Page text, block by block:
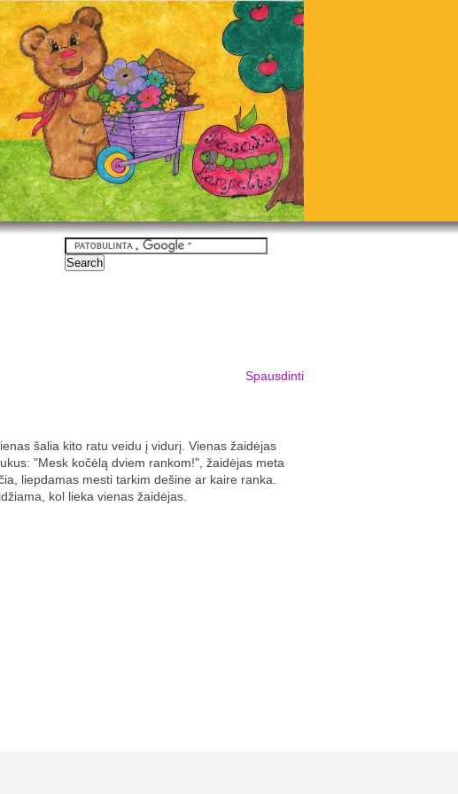
Spausdinti
šalia kito ratu veidu į vidurį. Vienas žaidėjas
"Mesk kočėlą dviem rankom!", žaidėjas meta
liepdamas mesti tarkim dešine ar kaire ranka.
kol lieka vienas žaidėjas.